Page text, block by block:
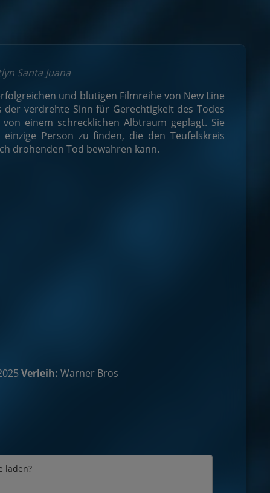
Santa Juana
und blutigen Filmreihe von New Line
verdrehte Sinn für Gerechtigkeit des Todes
einem schrecklichen Albtraum geplagt. Sie
Person zu finden, die den Teufelskreis
drohenden Tod bewahren kann.
Verleih: Warner Bros
laden?